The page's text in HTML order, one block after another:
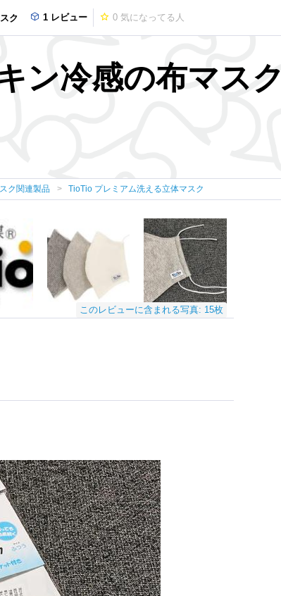
ク 1 レビュー 0 気になってる人
ン冷感の布マスク
ク関連製品 TioTio プレミアム洗える立体マスク
このレビューに含まれる写真: 15枚